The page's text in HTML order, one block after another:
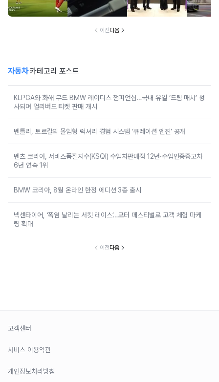
국내 유일 ‘드림
매치’ 성사되며 얼
션 엔진’ 공개
2년·수입인증중고
차 6년 연속 1위
이전다음
자동차카테고리 포스트
KLPGA와 화해 무드 BMW 레이디스 챔피언십…국내 유일 ‘드림 매치’ 성
사되며 얼리버드 티켓 판매 개시
벤틀리, 토르칼의 몰입형 럭셔리 경험 시스템 ‘큐레이션 엔진’ 공개
벤츠 코리아, 서비스품질지수(KSQI) 수입차판매점 12년·수입인증중고차
6년 연속 1위
BMW 코리아, 8월 온라인 한정 에디션 3종 출시
넥센타이어, ‘폭염 날리는 서킷 레이스’…모터 페스티벌로 고객 체험 마케
팅 확대
이전다음
고객센터
서비스 이용약관
개인정보처리방침